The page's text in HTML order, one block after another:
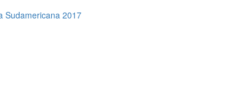
Sudamericana 2017